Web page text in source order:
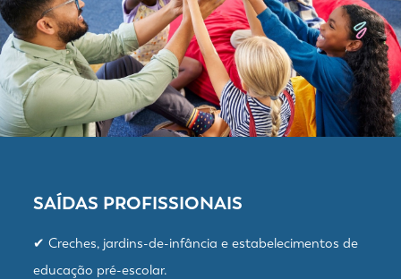
SAÍDAS PROFISSIONAIS
✔ Creches, jardins-de-infância e estabelecimentos de
educação pré-escolar.